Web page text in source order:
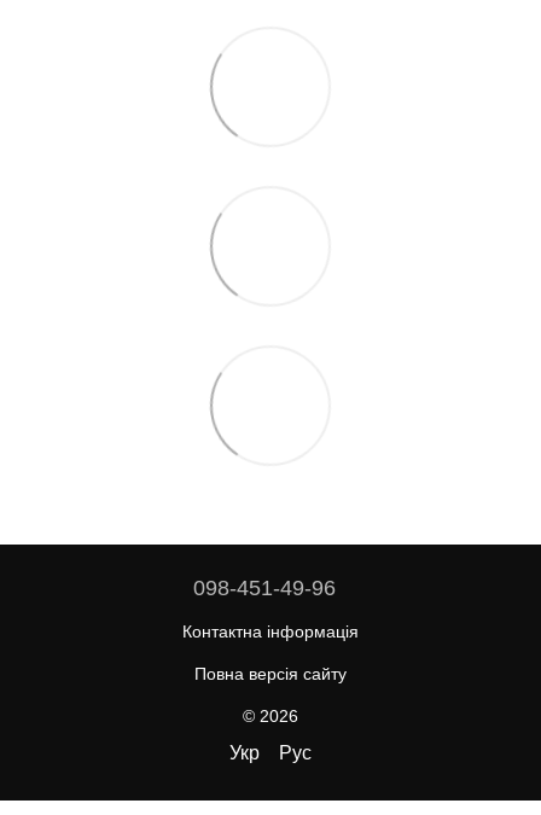
098-451-49-96
Контактна інформація
Повна версія сайту
© 2026
Укр Рус